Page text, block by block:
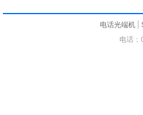
电话光端机
电话